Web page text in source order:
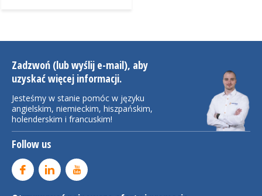
Zadzwoń (lub wyślij e-mail), aby
uzyskać więcej informacji.
Jesteśmy w stanie pomóc w języku
angielskim, niemieckim, hiszpańskim,
holenderskim i francuskim!
Follow us